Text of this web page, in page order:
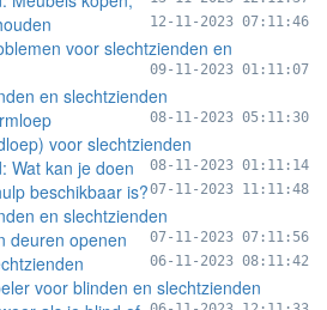
12-11-2023 07:11:46
voor slechtzienden en
09-11-2023 01:11:07
en slechtzienden
08-11-2023 05:11:30
voor slechtzienden
08-11-2023 01:11:14
Wat kan je doen
beschikbaar is?07-11-2023 11:11:48
en slechtzienden
07-11-2023 07:11:56
deuren openen
06-11-2023 08:11:42
voor blinden en slechtzienden